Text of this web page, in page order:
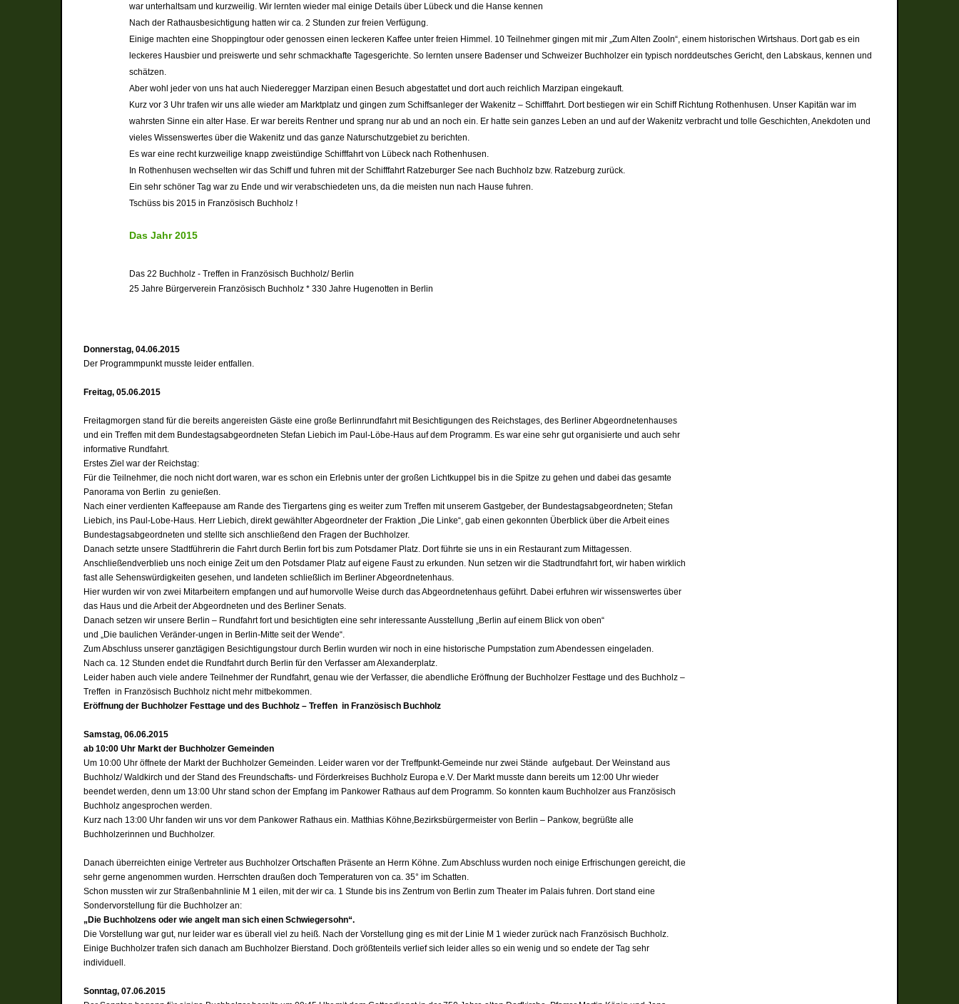
war unterhaltsam und kurzweilig. Wir lernten wieder mal einige Details über Lübeck und die Hanse kennen
Nach der Rathausbesichtigung hatten wir ca. 2 Stunden zur freien Verfügung.
Einige machten eine Shoppingtour oder genossen einen leckeren Kaffee unter freien Himmel. 10 Teilnehmer gingen mit mir „Zum Alten Zooln“, einem historischen Wirtshaus. Dort gab es ein
leckeres Hausbier und preiswerte und sehr schmackhafte Tagesgerichte. So lernten unsere Badenser und Schweizer Buchholzer ein typisch norddeutsches Gericht, den Labskaus, kennen und
schätzen.
Aber wohl jeder von uns hat auch Niederegger Marzipan einen Besuch abgestattet und dort auch reichlich Marzipan eingekauft.
Kurz vor 3 Uhr trafen wir uns alle wieder am Marktplatz und gingen zum Schiffsanleger der Wakenitz – Schifffahrt. Dort bestiegen wir ein Schiff Richtung Rothenhusen. Unser Kapitän war im
wahrsten Sinne ein alter Hase. Er war bereits Rentner und sprang nur ab und an noch ein. Er hatte sein ganzes Leben an und auf der Wakenitz verbracht und tolle Geschichten, Anekdoten und
vieles Wissenswertes über die Wakenitz und das ganze Naturschutzgebiet zu berichten.
Es war eine recht kurzweilige knapp zweistündige Schifffahrt von Lübeck nach Rothenhusen.
In Rothenhusen wechselten wir das Schiff und fuhren mit der Schifffahrt Ratzeburger See nach Buchholz bzw. Ratzeburg zurück.
Ein sehr schöner Tag war zu Ende und wir verabschiedeten uns, da die meisten nun nach Hause fuhren.
Tschüss bis 2015 in Französisch Buchholz !
Das Jahr 2015
Das 22 Buchholz - Treffen in Französisch Buchholz/ Berlin
25 Jahre Bürgerverein Französisch Buchholz *330 Jahre Hugenotten in Berlin
Donnerstag, 04.06.2015
Der Programmpunkt musste leider entfallen.
Freitag, 05.06.2015
Freitagmorgen stand für die bereits angereisten Gäste eine große Berlinrundfahrt mit Besichtigungen des Reichstages, des Berliner Abgeordnetenhauses
und ein Treffen mit dem Bundestagsabgeordneten Stefan Liebich im Paul-Löbe-Haus auf dem Programm. Es war eine sehr gut organisierte und auch sehr
informative Rundfahrt.
Erstes Ziel war der Reichstag:
Für die Teilnehmer, die noch nicht dort waren, war es schon ein Erlebnis unter der großen Lichtkuppel bis in die Spitze zu gehen und dabei das gesamte
Panorama von Berlin zu genießen.
Nach einer verdienten Kaffeepause am Rande des Tiergartens ging es weiter zum Treffen mit unserem Gastgeber, der Bundestagsabgeordneten; Stefan
Liebich, ins Paul-Lobe-Haus. Herr Liebich, direkt gewählter Abgeordneter der Fraktion „Die Linke“, gab einen gekonnten Überblick über die Arbeit eines
Bundestagsabgeordneten und stellte sich anschließend den Fragen der Buchholzer.
Danach setzte unsere Stadtführerin die Fahrt durch Berlin fort bis zum Potsdamer Platz. Dort führte sie uns in ein Restaurant zum Mittagessen.
Anschließendverblieb uns noch einige Zeit um den Potsdamer Platz auf eigene Faust zu erkunden. Nun setzen wir die Stadtrundfahrt fort, wir haben wirklich
fast alle Sehenswürdigkeiten gesehen, und landeten schließlich im Berliner Abgeordnetenhaus.
Hier wurden wir von zwei Mitarbeitern empfangen und auf humorvolle Weise durch das Abgeordnetenhaus geführt. Dabei erfuhren wir wissenswertes über
das Haus und die Arbeit der Abgeordneten und des Berliner Senats.
Danach setzen wir unsere Berlin – Rundfahrt fort und besichtigten eine sehr interessante Ausstellung „Berlin auf einem Blick von oben“
und „Die baulichen Veränder-ungen in Berlin-Mitte seit der Wende“.
Zum Abschluss unserer ganztägigen Besichtigungstour durch Berlin wurden wir noch in eine historische Pumpstation zum Abendessen eingeladen.
Nach ca. 12 Stunden endet die Rundfahrt durch Berlin für den Verfasser am Alexanderplatz.
Leider haben auch viele andere Teilnehmer der Rundfahrt, genau wie der Verfasser, die abendliche Eröffnung der Buchholzer Festtage und des Buchholz –
Treffen in Französisch Buchholz nicht mehr mitbekommen.
Eröffnung der Buchholzer Festtage und des Buchholz – Treffen in Französisch Buchholz
Samstag, 06.06.2015
ab 10:00 Uhr Markt der Buchholzer Gemeinden
Um 10:00 Uhr öffnete der Markt der Buchholzer Gemeinden. Leider waren vor der Treffpunkt-Gemeinde nur zwei Stände aufgebaut. Der Weinstand aus
Buchholz/ Waldkirch und der Stand des Freundschafts- und Förderkreises Buchholz Europa e.V. Der Markt musste dann bereits um 12:00 Uhr wieder
beendet werden, denn um 13:00 Uhr stand schon der Empfang im Pankower Rathaus auf dem Programm. So konnten kaum Buchholzer aus Französisch
Buchholz angesprochen werden.
Kurz nach 13:00 Uhr fanden wir uns vor dem Pankower Rathaus ein. Matthias Köhne,Bezirksbürgermeister von Berlin – Pankow, begrüßte alle
Buchholzerinnen und Buchholzer.
Danach überreichten einige Vertreter aus Buchholzer Ortschaften Präsente an Herrn Köhne. Zum Abschluss wurden noch einige Erfrischungen gereicht, die
sehr gerne angenommen wurden. Herrschten draußen doch Temperaturen von ca. 35° im Schatten.
Schon mussten wir zur Straßenbahnlinie M 1 eilen, mit der wir ca. 1 Stunde bis ins Zentrum von Berlin zum Theater im Palais fuhren. Dort stand eine
Sondervorstellung für die Buchholzer an:
„Die Buchholzens oder wie angelt man sich einen Schwiegersohn“.
Die Vorstellung war gut, nur leider war es überall viel zu heiß. Nach der Vorstellung ging es mit der Linie M 1 wieder zurück nach Französisch Buchholz.
Einige Buchholzer trafen sich danach am Buchholzer Bierstand. Doch größtenteils verlief sich leider alles so ein wenig und so endete der Tag sehr
individuell.
Sonntag, 07.06.2015